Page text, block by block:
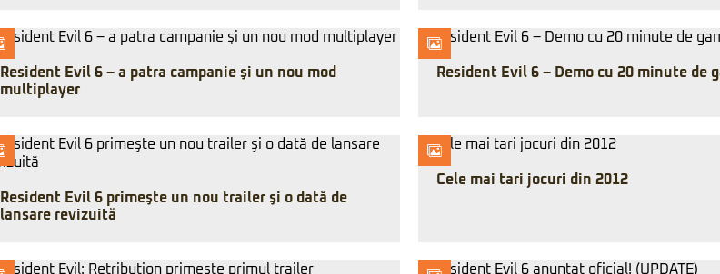
Resident Evil 6 – a patra campanie şi un nou mod
multiplayer
Resident Evil 6 – Demo cu 20 minute de
Resident Evil 6 primeşte un nou trailer şi o dată de
lansare revizuită
Cele mai tari jocuri din 2012